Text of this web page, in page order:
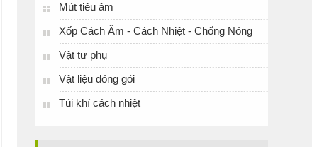
Mút tiêu âm
Xốp Cách Âm - Cách Nhiệt - Chống Nóng
Vật tư phụ
Vật liệu đóng gói
Túi khí cách nhiệt